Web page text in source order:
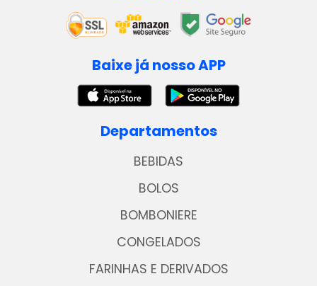
Baixe já nosso APP
Departamentos
BEBIDAS
BOLOS
BOMBONIERE
CONGELADOS
FARINHAS E DERIVADOS